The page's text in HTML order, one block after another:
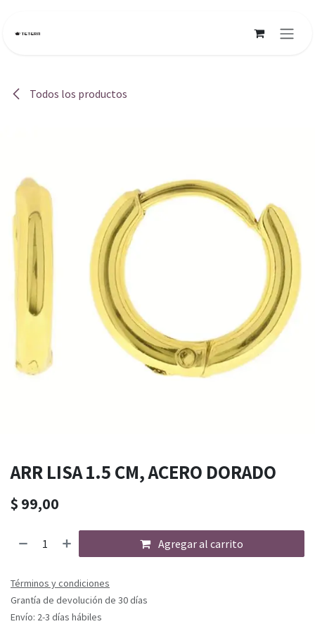
Todos los productos
ARR LISA 1.5 CM, ACERO DORADO
$ 99,00
Agregar al carrito
Términos y condiciones
Grantía de devolución de 30 días
Envío: 2-3 días hábiles